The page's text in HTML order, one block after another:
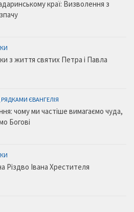
краї: Визволення з
з життя святих Петра і Павла
ЄВАНГЕЛІЯ
чому ми частіше вимагаємо чуда,
Богові
Різдво Івана Хрестителя